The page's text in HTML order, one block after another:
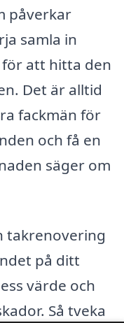
påverkar
samla in
att hitta den
Det är alltid
fackmän för
och få en
säger om
takrenovering
på ditt
värde och
Så tveka